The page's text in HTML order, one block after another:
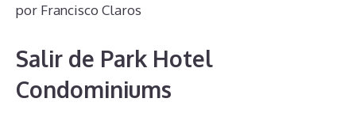
por Francisco Claros
Salir de Park Hotel
Condominiums